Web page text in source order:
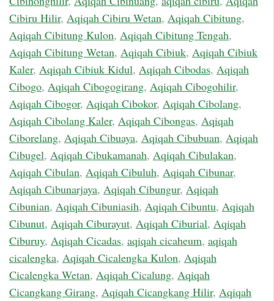
Cibiru Hilir, Aqiqah Cibiru Wetan, Aqiqah Cibitung,
Aqiqah Cibitung Kulon, Aqiqah Cibitung Tengah,
Aqiqah Cibitung Wetan, Aqiqah Cibiuk, Aqiqah Cibiuk
Kaler, Aqiqah Cibiuk Kidul, Aqiqah Cibodas, Aqiqah
Cibogo, Aqiqah Cibogogirang, Aqiqah Cibogohilir,
Aqiqah Cibogor, Aqiqah Cibokor, Aqiqah Cibolang,
Aqiqah Cibolang Kaler, Aqiqah Cibongas, Aqiqah
Ciborelang, Aqiqah Cibuaya, Aqiqah Cibubuan, Aqiqah
Cibugel, Aqiqah Cibukamanah, Aqiqah Cibulakan,
Aqiqah Cibulan, Aqiqah Cibuluh, Aqiqah Cibunar,
Aqiqah Cibunarjaya, Aqiqah Cibungur, Aqiqah
Cibunian, Aqiqah Cibuniasih, Aqiqah Cibuntu, Aqiqah
Cibunut, Aqiqah Ciburayut, Aqiqah Ciburial, Aqiqah
Ciburuy, Aqiqah Cicadas, aqiqah cicaheum, aqiqah
cicalengka, Aqiqah Cicalengka Kulon, Aqiqah
Cicalengka Wetan, Aqiqah Cicalung, Aqiqah
Cicangkang Girang, Aqiqah Cicangkang Hilir, Aqiqah